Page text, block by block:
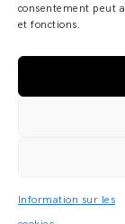
consentement peut
et fonctions.
Information sur les
ADELINE
© 2019 ·